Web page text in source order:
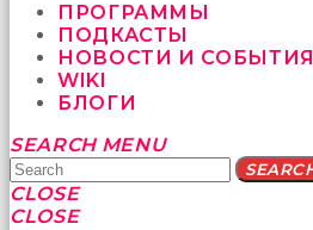
ПРОГРАММЫ
ПОДКАСТЫ
НОВОСТИ И СОБЫТИЯ
WIKI
БЛОГИ
Yatağa
bile
geçmeye
fırsat
SEARCH MENU
CLOSE
CLOSE